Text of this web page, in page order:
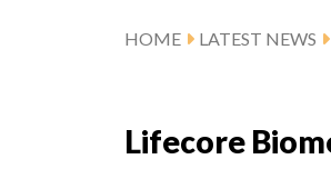
HOME LATEST NEWS
Lifecore